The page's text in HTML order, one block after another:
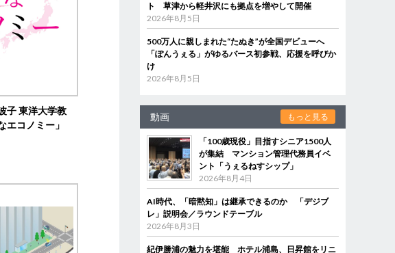
子 東洋大学教
エコノミー」
ト 草津から軽井沢にも拠点を増やして開催
2026年8月5日
500万人に親しまれた“たぬき”が全国デビューへ
「ぽんうぇる」がゆるバース初参戦、応援を呼びか
け
2026年8月5日
動画 もっと見る
「100歳現役」目指すシニア1500人
が集結 マンション管理代務員イベ
ント「うぇるねすシップ」
2026年8月4日
AI時代、「暗黙知」は継承できるのか 「デジブ
レ」説明会／ラウンドテーブル
2026年8月3日
紀伊勝浦の魅力を堪能 ホテル浦島、日昇館をリニ